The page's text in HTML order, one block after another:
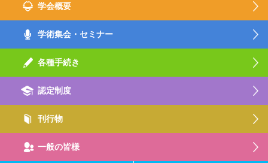
学会概要
学術集会・セミナー
各種手続き
認定制度
刊行物
一般の皆様